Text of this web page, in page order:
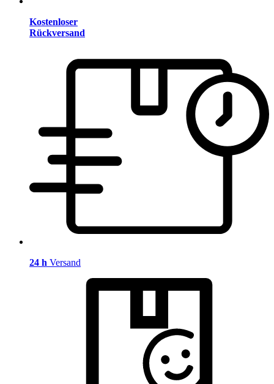
Kostenloser
Rückversand
24 h Versand